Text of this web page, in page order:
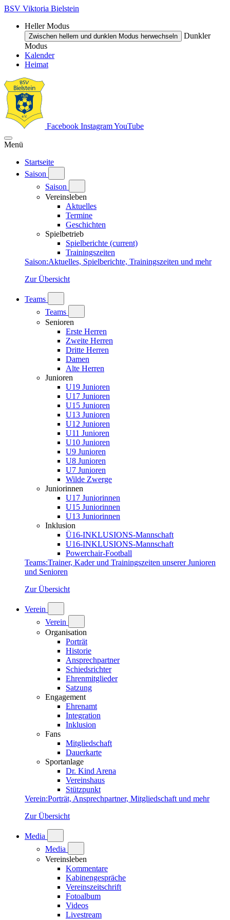
BSV Viktoria Bielstein
Heller Modus
Zwischen hellem und dunklen Modus herwechseln
Dunkler
Modus
Kalender
Heimat
Facebook InstagramYouTube
Menü
Startseite
Saison
Saison
Vereinsleben
Aktuelles
Termine
Geschichten
Spielbetrieb
Spielberichte (current)
Trainingszeiten
Saison:Aktuelles, Spielberichte, Trainingszeiten und mehr
Zur Übersicht
Teams
Teams
Senioren
Erste Herren
Zweite Herren
Dritte Herren
Damen
Alte Herren
Junioren
U19 Junioren
U17 Junioren
U15 Junioren
U13 Junioren
U12 Junioren
U11 Junioren
U10 Junioren
U9 Junioren
U8 Junioren
U7 Junioren
Wilde Zwerge
Juniorinnen
U17 Juniorinnen
U15 Juniorinnen
U13 Juniorinnen
Inklusion
Ü16-INKLUSIONS-Mannschaft
U16-INKLUSIONS-Mannschaft
Powerchair-Football
Teams:Trainer, Kader und Trainingszeiten unserer Junioren
und Senioren
Zur Übersicht
Verein
Verein
Organisation
Porträt
Historie
Ansprechpartner
Schiedsrichter
Ehrenmitglieder
Satzung
Engagement
Ehrenamt
Integration
Inklusion
Fans
Mitgliedschaft
Dauerkarte
Sportanlage
Dr. Kind Arena
Vereinshaus
Stützpunkt
Verein:Porträt, Ansprechpartner, Mitgliedschaft und mehr
Zur Übersicht
Media
Media
Vereinsleben
Kommentare
Kabinengespräche
Vereinszeitschrift
Fotoalbum
Videos
Livestream